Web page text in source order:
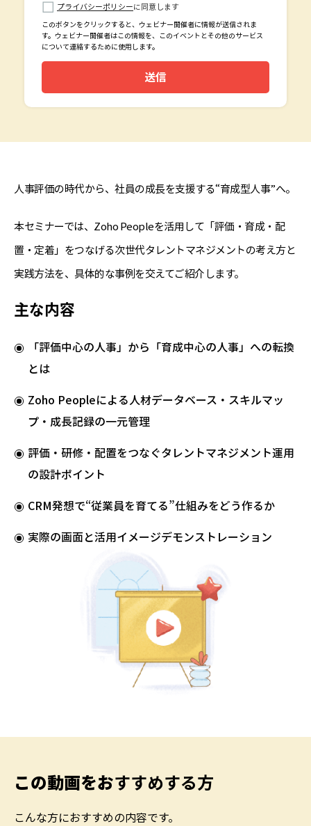
プライバシーポリシーに同意します
このボタンをクリックすると、ウェビナー開催者に情報が送信されま
す。ウェビナー開催者はこの情報を、このイベントとその他のサービス
について連絡するために使用します。
送信
人事評価の時代から、社員の成長を支援する“育成型人事”へ。
本セミナーでは、Zoho Peopleを活用して「評価・育成・配
置・定着」をつなげる次世代タレントマネジメントの考え方と
実践方法を、具体的な事例を交えてご紹介します。
主な内容
「評価中心の人事」から「育成中心の人事」への転換
とは
Zoho Peopleによる人材データベース・スキルマッ
プ・成長記録の一元管理
評価・研修・配置をつなぐタレントマネジメント運用
の設計ポイント
CRM発想で“従業員を育てる”仕組みをどう作るか
実際の画面と活用イメージデモンストレーション
この動画をおすすめする方
こんな方におすすめの内容です。